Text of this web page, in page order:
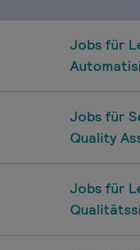
Jobs für
Jobs für
Quality
Jobs für